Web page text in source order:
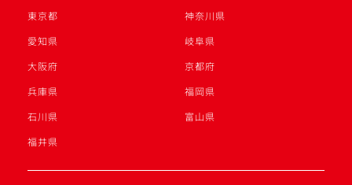
東京都
神奈川県
愛知県
岐阜県
大阪府
京都府
兵庫県
福岡県
石川県
富山県
福井県